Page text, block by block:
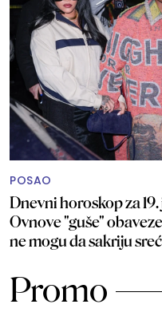
POSAO
Dnevni horoskop za
Ovnove "guše"
ne mogu da sakriju
Promo